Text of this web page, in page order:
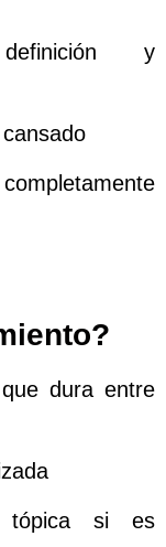
y
dura entre
tópica si es